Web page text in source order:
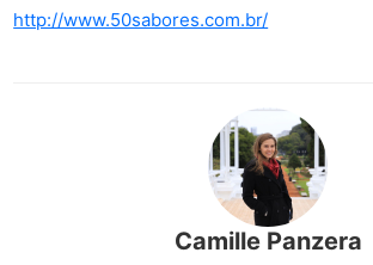
http://www.50sabores.com.br/
Camille Panzera